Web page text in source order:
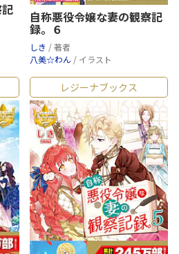
自称悪役令嬢な妻の観察記
録。６
しき / 著者
八美☆わん / イラスト
レジーナブックス